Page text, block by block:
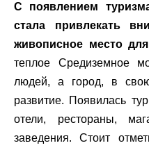
С появлением
стала привлекать
живописное место
теплое Средиземное
людей, а город, в
развитие. Появилась
отели, рестораны,
заведения. Стоит